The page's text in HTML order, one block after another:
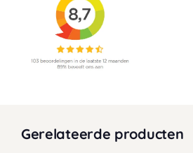
Gerelateerde producten